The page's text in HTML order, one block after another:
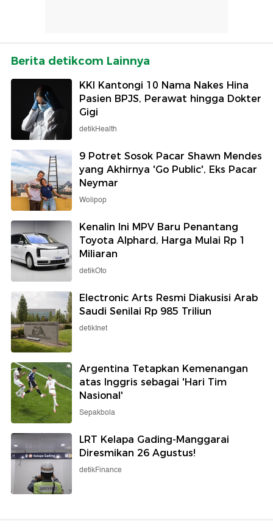
Berita detikcom Lainnya
KKI Kantongi 10 Nama Nakes Hina
Pasien BPJS, Perawat hingga Dokter
Gigi
detikHealth
9 Potret Sosok Pacar Shawn Mendes
yang Akhirnya 'Go Public', Eks Pacar
Neymar
Wolipop
Kenalin Ini MPV Baru Penantang
Toyota Alphard, Harga Mulai Rp 1
Miliaran
detikOto
Electronic Arts Resmi Diakusisi Arab
Saudi Senilai Rp 985 Triliun
detikInet
Argentina Tetapkan Kemenangan
atas Inggris sebagai 'Hari Tim
Nasional'
Sepakbola
LRT Kelapa Gading-Manggarai
Diresmikan 26 Agustus!
detikFinance